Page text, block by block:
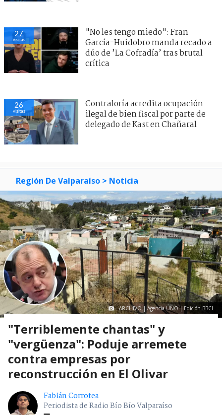
27
visitas
"No les tengo miedo": Fran
García-Huidobro manda recado a
dúo de ’La Cofradía’ tras brutal
crítica
26
visitas
Contraloría acredita ocupación
ilegal de bien fiscal por parte de
delegado de Kast en Chañaral
Región De Valparaíso > Noticia
ARCHIVO | Agencia UNO | Edición BBCL
"Terriblemente chantas" y
"vergüenza": Poduje arremete
contra empresas por
reconstrucción en El Olivar
Fabián Corrotea
Periodista de Radio Bío Bío Valparaíso